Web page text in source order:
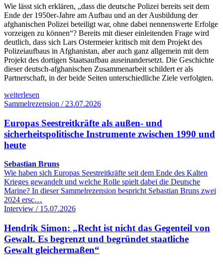
Wie lässt sich erklären, „dass die deutsche Polizei bereits seit dem
Ende der 1950er-Jahre am Aufbau und an der Ausbildung der
afghanischen Polizei beteiligt war, ohne dabei nennenswerte Erfolge
vorzeigen zu können“? Bereits mit dieser einleitenden Frage wird
deutlich, dass sich Lars Ostermeier kritisch mit dem Projekt des
Polizeiaufbaus in Afghanistan, aber auch ganz allgemein mit dem
Projekt des dortigen Staatsaufbau auseinandersetzt. Die Geschichte
dieser deutsch-afghanischen Zusammenarbeit schildert er als
Partnerschaft, in der beide Seiten unterschiedliche Ziele verfolgten.
weiterlesen
Sammelrezension / 23.07.2026
Europas Seestreitkräfte als außen- und
sicherheitspolitische Instrumente zwischen 1990 und
heute
Sebastian Bruns
Wie haben sich Europas Seestreitkräfte seit dem Ende des Kalten
Krieges gewandelt und welche Rolle spielt dabei die Deutsche
Marine? In dieser Sammelrezension bespricht Sebastian Bruns zwei
2024 ersc…
Interview / 15.07.2026
Hendrik Simon: „Recht ist nicht das Gegenteil von
Gewalt. Es begrenzt und begründet staatliche
Gewalt gleichermaßen“